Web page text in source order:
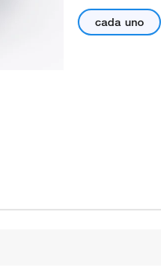
cada uno